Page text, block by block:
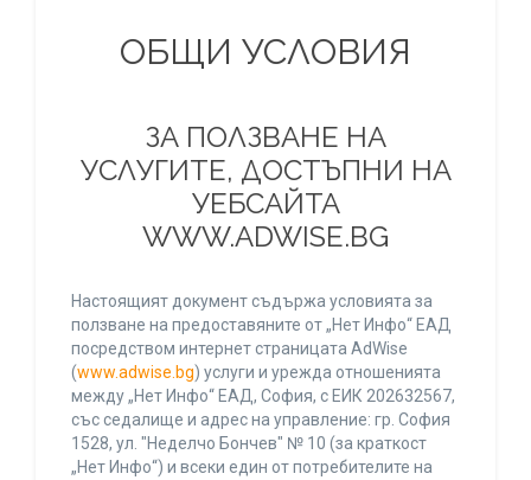
ОБЩИ УСЛОВИЯ
ЗА ПОЛЗВАНЕ НА
УСЛУГИТЕ, ДОСТЪПНИ НА
УЕБСАЙТА
WWW.ADWISE.BG
Настоящият документ съдържа условията за
ползване на предоставяните от „Нет Инфо“ ЕАД
посредством интернет страницата AdWise
(www.adwise.bg) услуги и урежда отношенията
между „Нет Инфо“ ЕАД, София, с ЕИК 202632567,
със седалище и адрес на управление: гр. София
1528, ул. "Неделчо Бончев" № 10 (за краткост
„Нет Инфо“) и всеки един от потребителите на